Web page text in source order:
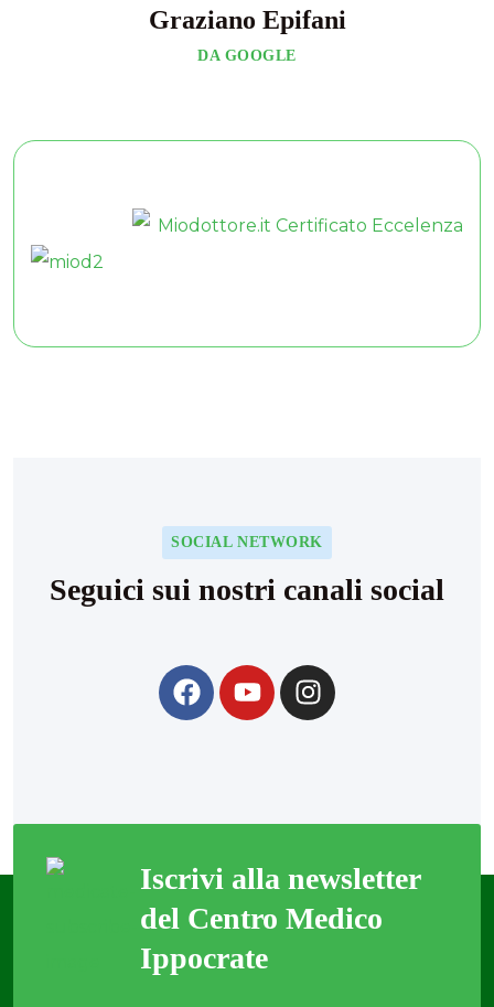
Graziano Epifani
DA GOOGLE
SOCIAL NETWORK
Seguici sui nostri canali social
Iscrivi alla newsletter
del Centro Medico
Ippocrate